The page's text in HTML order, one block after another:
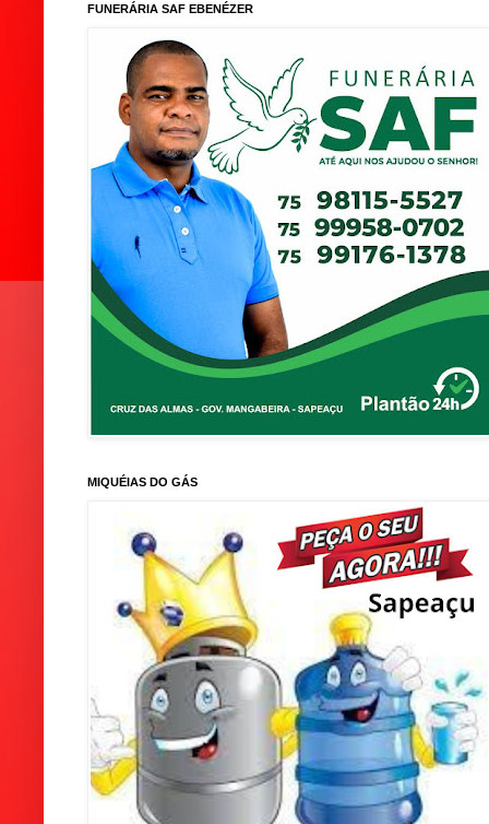
FUNERÁRIA SAF EBENÉZER
MIQUÉIAS DO GÁS